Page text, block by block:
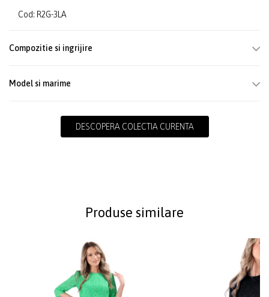
Cod: R2G-3LA
Compozitie si ingrijire
Model si marime
DESCOPERA COLECTIA CURENTA
Produse similare